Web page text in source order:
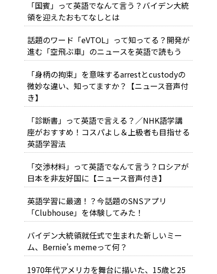
「国賓」って英語でなんて言う？バイデン大統
領を迎えたおもてなしとは
話題のワード「eVTOL」って知ってる？開発が
進む「空飛ぶ車」のニュースを英語で読もう
「身柄の拘束」を意味するarrestとcustodyの
微妙な違い、知ってますか？【ニュース音声付
き】
「診断書」って英語で言える？／NHK語学講
座がおすすめ！コスパよし＆上級者も目指せる
英語学習法
「交渉材料」って英語でなんて言う？ロシアが
日本を非友好国に【ニュース音声付き】
英語学習に最適！？今話題のSNSアプリ
「Clubhouse」を体験してみた！
バイデン大統領就任式で生まれた新しいミー
ム、Bernie’s memeって何？
1970年代アメリカを舞台に描いた、15歳と25